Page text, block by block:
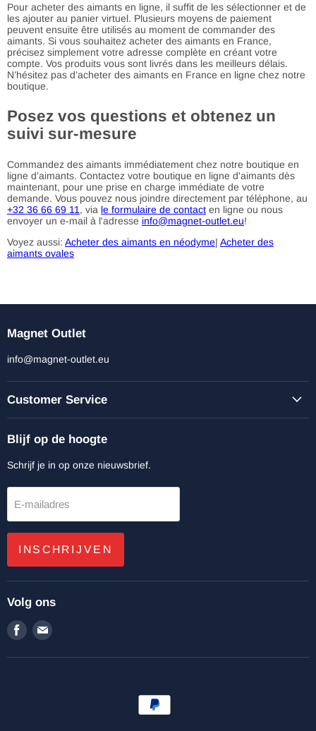
Pour acheter des aimants en ligne, il suffit de les sélectionner et de
les ajouter au panier virtuel. Plusieurs moyens de paiement
peuvent ensuite être utilisés au moment de commander des
aimants. Si vous souhaitez acheter des aimants en France,
précisez simplement votre adresse complète en créant votre
compte. Vos produits vous sont livrés dans les meilleurs délais.
N’hésitez pas d’acheter des aimants en France en ligne chez notre
boutique.
Posez vos questions et obtenez un
suivi sur-mesure
Commandez des aimants immédiatement chez notre boutique en
ligne d’aimants. Contactez votre boutique en ligne d'aimants dès
maintenant, pour une prise en charge immédiate de votre
demande. Vous pouvez nous joindre directement par téléphone, au
+32 36 66 69 11 , via le formulaire de contact en ligne ou nous
envoyer un e-mail à l'adresse info@magnet-outlet.eu!
Voyez aussi: Acheter des aimants en néodyme| Acheter des
aimants ovales
Magnet Outlet
info@magnet-outlet.eu
Customer Service
Blijf op de hoogte
Schrijf je in op onze nieuwsbrief.
E-mailadres
INSCHRIJVEN
Volg ons
Vind
ons
op
Vind
op